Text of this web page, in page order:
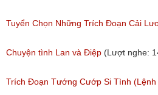
(Lượt nghe: 303)
Tân Cổ Cải Lương Đặc Sắc
(Lượt nghe: 150)
Tuyển Chọn Những Trích Đoạn Cải
Năm 1975
(Lượt nghe: 426)
Chuyện tình Lan và Điệp (Lượt nghe:
Trích Đoạn Tướng Cướp Si Tình